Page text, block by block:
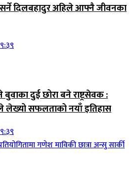
दिलबहादुर अहिले आफ्नै जीवनका
दुई छोरा बने राष्ट्रसेवक :
लेख्यो सफलताको नयाँ इतिहास